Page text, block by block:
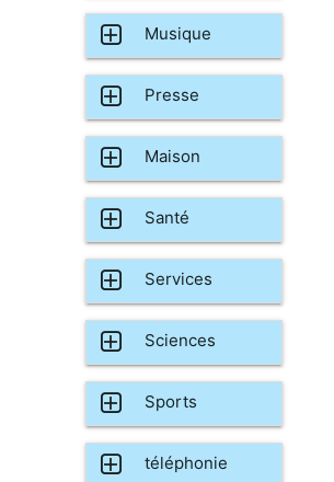
Musique
Presse
Maison
Santé
Services
Sciences
Sports
téléphonie